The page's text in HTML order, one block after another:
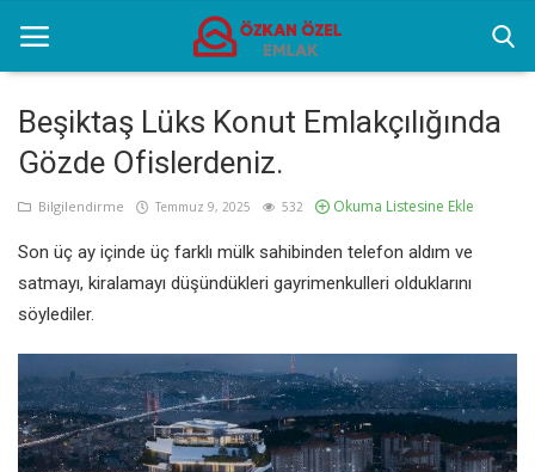
Anasayfa
Popüler Yerler
Gayrettepe Projeler
Genel
Galeri
İletişim
Beşiktaş Lüks Konut Emlakçılığında
Gözde Ofislerdeniz.
Bilgilendirme Temmuz 9, 2025 532 Okuma Listesine Ekle
Son üç ay içinde üç farklı mülk sahibinden telefon aldım ve
satmayı, kiralamayı düşündükleri gayrimenkulleri olduklarını
söylediler.